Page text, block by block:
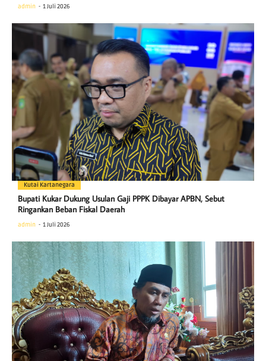
admin 1 Juli 2026
Kutai Kartanegara
Bupati Kukar Dukung Usulan Gaji PPPK Dibayar APBN, Sebut
Ringankan Beban Fiskal Daerah
admin 1 Juli 2026